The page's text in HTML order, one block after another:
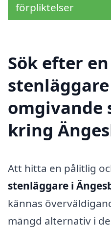
förpliktelser
Sök efter
omgivande
kring
Att hitta en pålitlig
stenläggare i
kännas
mängd alternativ i